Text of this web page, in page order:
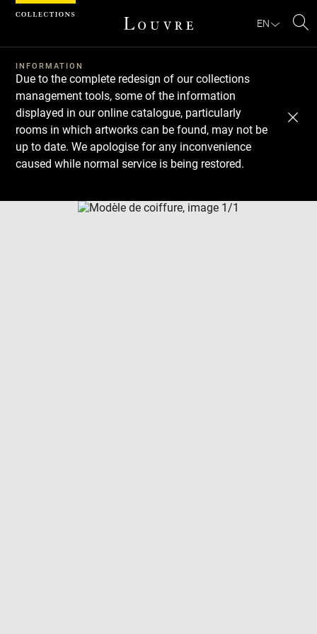
EN
INFORMATION
Due to the complete redesign of our collections
management tools, some of the information
displayed in our online catalogue, particularly
rooms in which artworks can be found, may not be
up to date. We apologise for any inconvenience
caused while normal service is being restored.
Download
Next
Previous
Cookies management panel